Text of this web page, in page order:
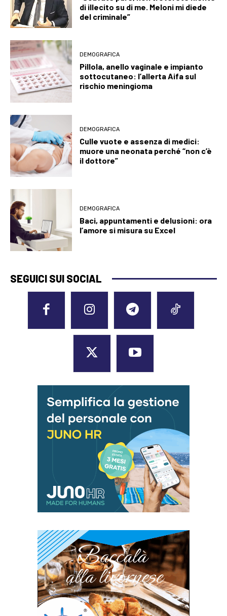
di illecito su di me. Meloni mi diede
del criminale”
DEMOGRAFICA
Pillola, anello vaginale e impianto
sottocutaneo: l’allerta Aifa sul
rischio meningioma
DEMOGRAFICA
Culle vuote e assenza di medici:
muore una neonata perché “non c’è
il dottore”
DEMOGRAFICA
Baci, appuntamenti e delusioni: ora
l’amore si misura su Excel
SEGUICI SUI SOCIAL